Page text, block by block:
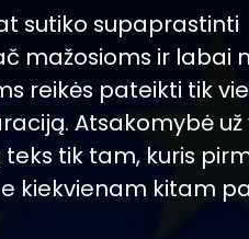
sutiko supaprastinti
mažosioms ir labai
reikės pateikti tik
Atsakomybė
tik tam, kuris
kiekvienam kitam